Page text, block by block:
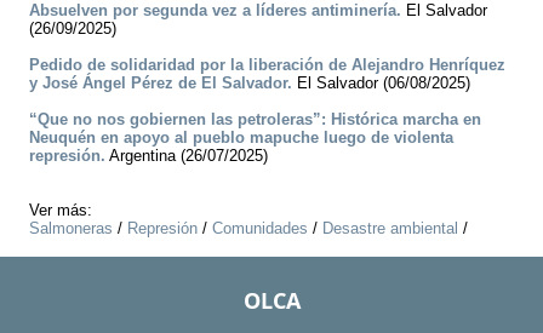
Absuelven por segunda vez a líderes antiminería. El Salvador
(26/09/2025)
Pedido de solidaridad por la liberación de Alejandro Henríquez
y José Ángel Pérez de El Salvador. El Salvador (06/08/2025)
“Que no nos gobiernen las petroleras”: Histórica marcha en
Neuquén en apoyo al pueblo mapuche luego de violenta
represión. Argentina (26/07/2025)
Ver más:
Salmoneras / Represión / Comunidades / Desastre ambiental /
OLCA